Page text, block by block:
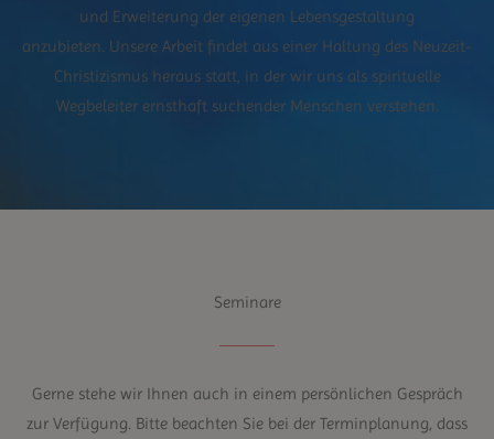
und Erweiterung der eigenen Lebensgestaltung
anzubieten. Unsere Arbeit findet aus einer Haltung des Neuzeit-
Christizismus heraus statt, in der wir uns als spirituelle
Wegbeleiter ernsthaft suchender Menschen verstehen.
Seminare
Gerne stehe wir Ihnen auch in einem persönlichen Gespräch
zur Verfügung. Bitte beachten Sie bei der Terminplanung, dass